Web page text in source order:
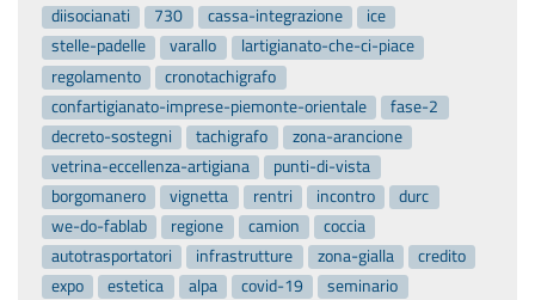
diisocianati
730 cassa-integrazione
ice
stelle-padelle
varallo
lartigianato-che-ci-piace
regolamento
cronotachigrafo
confartigianato-imprese-piemonte-orientale
fase-2
decreto-sostegni
tachigrafo
zona-arancione
vetrina-eccellenza-artigiana
punti-di-vista
borgomanero
vignetta rentri incontro
durc
we-do-fablab
regione camion
coccia
autotrasportatori
infrastrutture zona-gialla
credito
expo
estetica alpa covid-19
seminario